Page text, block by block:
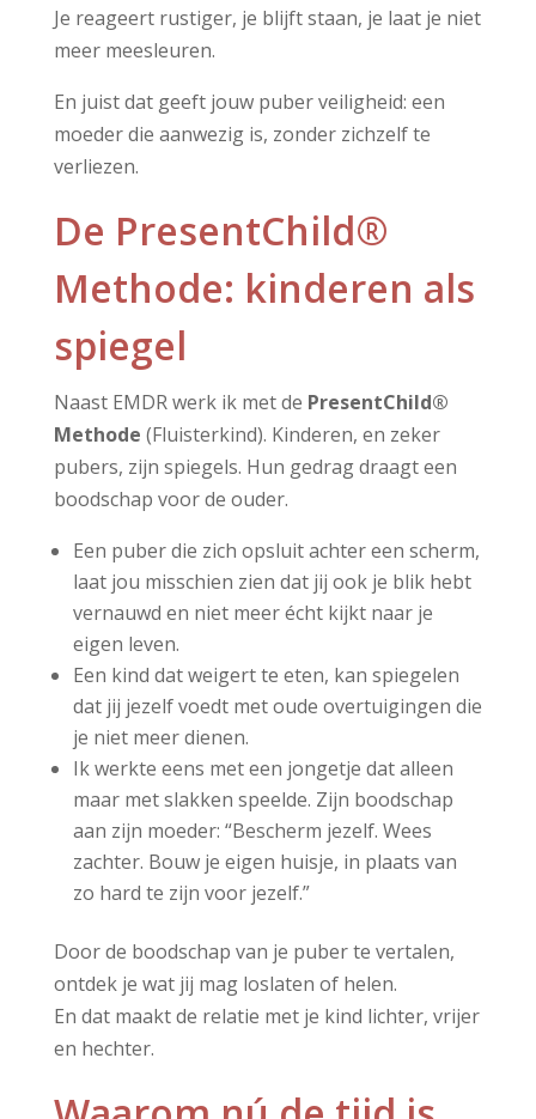
Je reageert rustiger, je blijft staan, je laat je niet
meer meesleuren.
En juist dat geeft jouw puber veiligheid: een
moeder die aanwezig is, zonder zichzelf te
verliezen.
De PresentChild®
Methode: kinderen als
spiegel
Naast EMDR werk ik met de PresentChild®
Methode (Fluisterkind). Kinderen, en zeker
pubers, zijn spiegels. Hun gedrag draagt een
boodschap voor de ouder.
Een puber die zich opsluit achter een scherm,
laat jou misschien zien dat jij ook je blik hebt
vernauwd en niet meer écht kijkt naar je
eigen leven.
Een kind dat weigert te eten, kan spiegelen
dat jij jezelf voedt met oude overtuigingen die
je niet meer dienen.
Ik werkte eens met een jongetje dat alleen
maar met slakken speelde. Zijn boodschap
aan zijn moeder: “Bescherm jezelf. Wees
zachter. Bouw je eigen huisje, in plaats van
zo hard te zijn voor jezelf.”
Door de boodschap van je puber te vertalen,
ontdek je wat jij mag loslaten of helen.
En dat maakt de relatie met je kind lichter, vrijer
en hechter.